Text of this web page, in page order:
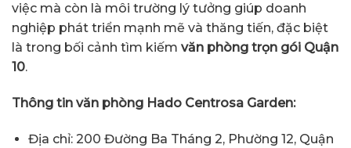
việc mà còn là môi trường lý tưởng giúp doanh
nghiệp phát triển mạnh mẽ và thăng tiến, đặc biệt
là trong bối cảnh tìm kiếm văn phòng trọn gói Quận
10.
Thông tin văn phòng Hado Centrosa Garden:
Địa chỉ: 200 Đường Ba Tháng 2, Phường 12, Quận